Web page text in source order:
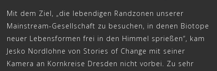
Mit dem Ziel, „die lebendigen Randzonen unserer
Mainstream-Gesellschaft zu besuchen, in denen Biotope
neuer Lebensformen frei in den Himmel sprießen“, kam
Jesko Nordlohne von Stories of Change mit seiner
Kamera an Kornkreise Dresden nicht vorbei. Zu sehr